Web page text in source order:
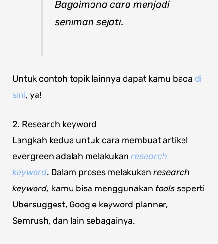
Bagaimana cara menjadi
seniman sejati.
Untuk contoh topik lainnya dapat kamu baca di
sini, ya!
2. Research keyword
Langkah kedua untuk cara membuat artikel
evergreen adalah melakukan research
keyword. Dalam proses melakukan research
keyword, kamu bisa menggunakan tools seperti
Ubersuggest, Google keyword planner,
Semrush, dan lain sebagainya.